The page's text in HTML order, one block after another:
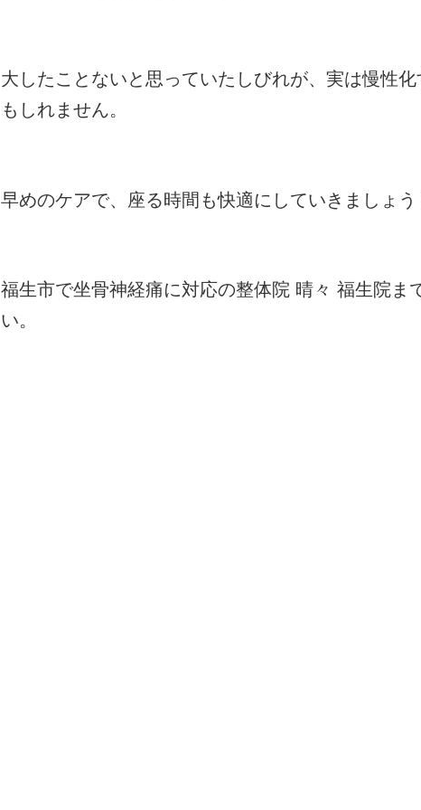
大したことないと思っていたしびれが、実は慢性
もしれません。
早めのケアで、座る時間も快適にしていきましょう
福生市で坐骨神経痛に対応の整体院 晴々 福生院ま
い。